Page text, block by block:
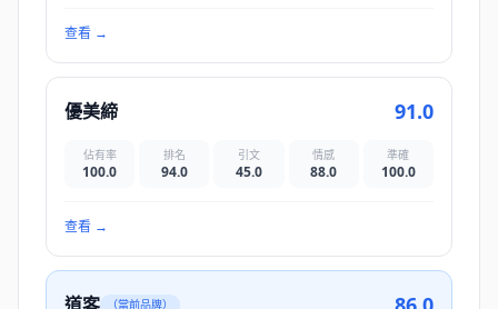
查看 →
優美締 91.0
佔有率
100.0
排名
94.0
引文
45.0
情感
88.0
準確
100.0
查看 →
（當前品牌）